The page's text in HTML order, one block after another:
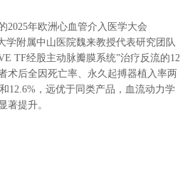
2025年欧洲心血管介入医学大会
学附属中山医院魏来教授代表研究团队
TF经股主动脉瓣膜系统”治疗反流的12
术后全因死亡率、永久起搏器植入率两
12.6%，远优于同类产品，血流动力学
著提升。